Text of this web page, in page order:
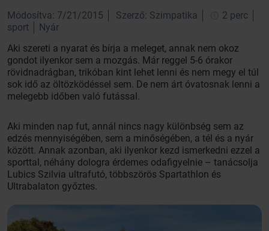
Módosítva: 7/21/2015 Szerző: Szimpatika
2 perc
sport
Nyár
Aki szereti a nyarat és bírja a meleget, annak nem okoz
gondot ilyenkor sem a mozgás. Már reggel 5-6 órakor
rövidnadrágban, trikóban kint lehet lenni és nem megy el túl
sok idő az öltözködéssel sem. De nem árt óvatosnak lenni a
melegebb időben való futással.
Aki minden nap fut, annál nincs nagy különbség sem az
edzés mennyiségében, sem a minőségében, a tél és a nyár
között. Annak azonban, aki ilyenkor kezd ismerkedni ezzel a
sporttal, néhány dologra érdemes odafigyelnie – tanácsolja
Lubics Szilvia ultrafutó, többszörös Spartathlon és
Ultrabalaton győztes.